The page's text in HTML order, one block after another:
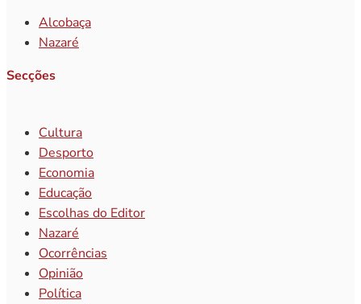
Alcobaça
Nazaré
Secções
Cultura
Desporto
Economia
Educação
Escolhas do Editor
Nazaré
Ocorrências
Opinião
Política